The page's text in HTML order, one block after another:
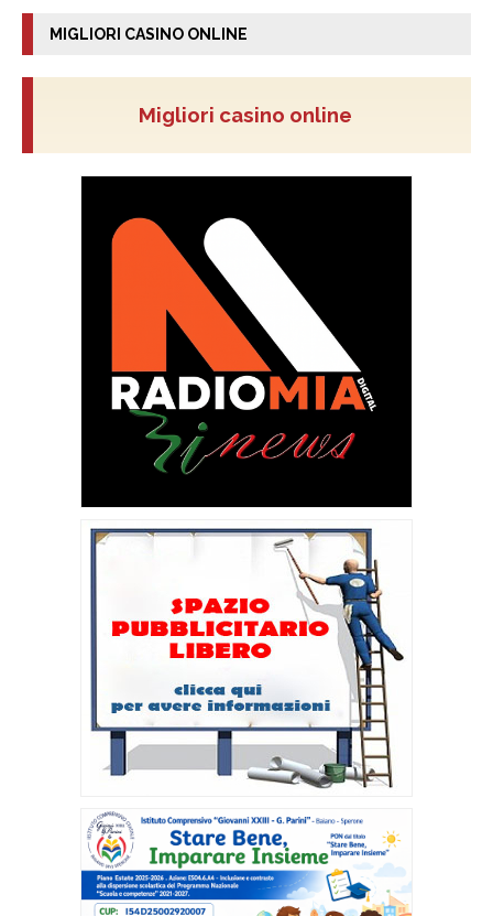
MIGLIORI CASINO ONLINE
Migliori casino online